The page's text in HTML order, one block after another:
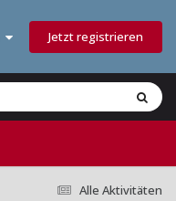
Jetzt registrieren
Alle Aktivitäten